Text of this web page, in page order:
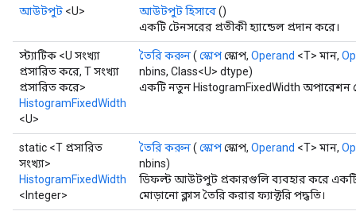
আউটপুট <U> আউটপুট হিসাবে()
একটি টেনসরের প্রতীকী হ্যান্ডেল প্রদান করে।
স্ট্যাটিক <U সংখ্যা
প্রসারিত করে, T সংখ্যা
প্রসারিত করে>
HistogramFixedWidth
<U>
তৈরি করুন( স্কোপস্কোপ, Operand <T> মান,
nbins, Class<U> dtype)
একটি নতুন HistogramFixedWidth অপারেশন
static <T প্রসারিত
সংখ্যা>
HistogramFixedWidth
<Integer>
তৈরি করুন( স্কোপস্কোপ, Operand <T> মান,
nbins)
ডিফল্ট আউটপুট প্রকারগুলি ব্যবহার করে
মোড়ানো ক্লাস তৈরি করার ফ্যাক্টরি পদ্ধতি।